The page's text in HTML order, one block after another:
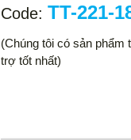
Code: TT-221-
(Chúng tôi có sản
trợ tốt nhất)